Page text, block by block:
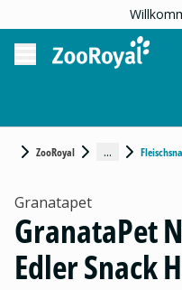
ZooRoyal ...
Granatapet
GranataPet
Edler Snack